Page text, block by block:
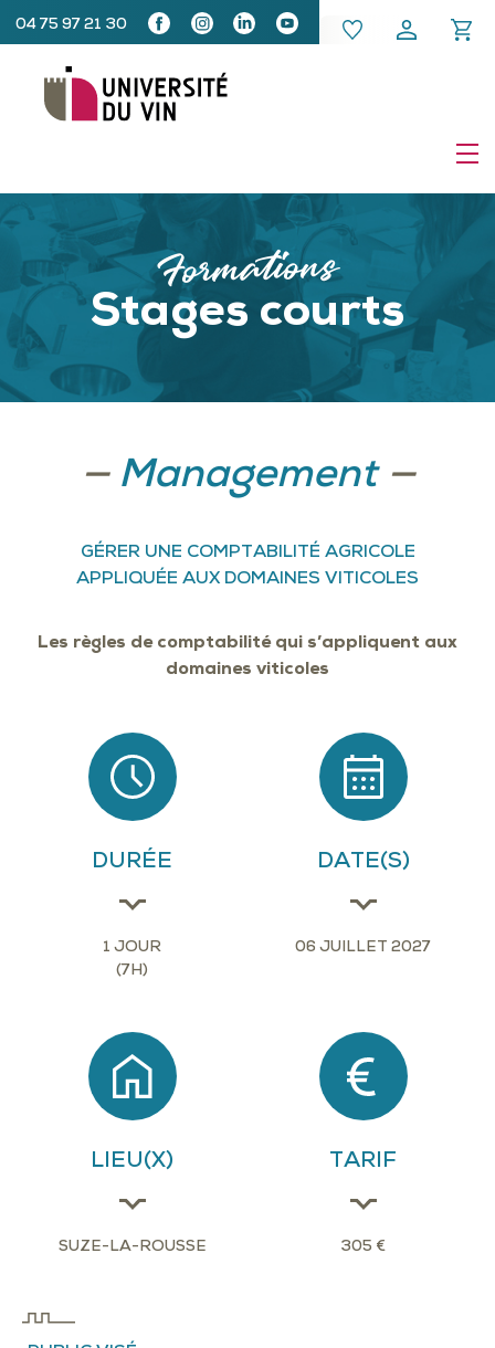
04 75 97 21 30
Formations
Stages courts
—Management —
GÉRER UNE COMPTABILITÉ AGRICOLE
APPLIQUÉE AUX DOMAINES VITICOLES
Les règles de comptabilité qui s’appliquent aux
domaines viticoles
DURÉE
1 JOUR
(7H)
DATE(S)
06 JUILLET 2027
LIEU(X)
SUZE-LA-ROUSSE
TARIF
305 €